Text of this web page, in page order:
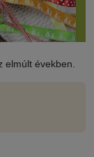
években.